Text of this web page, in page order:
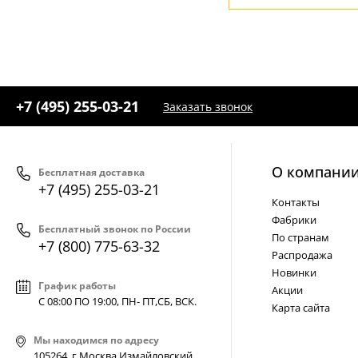
+7 (495) 255-03-21 Заказать звонок
Бесплатная доставка
+7 (495) 255-03-21
Бесплатный звонок по России
+7 (800) 775-63-32
График работы
С 08:00 ПО 19:00, ПН- ПТ,СБ, ВСК.
Мы находимся по адресу
О
Контакты
Фабрики
По странам
Распродажа
Новинки
Акции
Карта сайта